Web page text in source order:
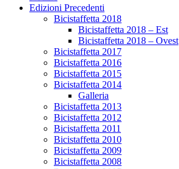
Edizioni Precedenti
Bicistaffetta 2018
Bicistaffetta 2018 – Est
Bicistaffetta 2018 – Ovest
Bicistaffetta 2017
Bicistaffetta 2016
Bicistaffetta 2015
Bicistaffetta 2014
Galleria
Bicistaffetta 2013
Bicistaffetta 2012
Bicistaffetta 2011
Bicistaffetta 2010
Bicistaffetta 2009
Bicistaffetta 2008